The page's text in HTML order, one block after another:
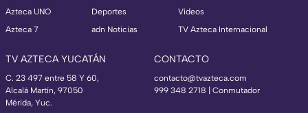
Azteca UNO
Azteca 7
Deportes
adn Noticias
Videos
TV Azteca Internacional
TV AZTECA YUCATÁN
C. 23 497 entre 58 Y 60,
Alcalá Martín, 97050
Mérida, Yuc.
CONTACTO
contacto@tvazteca.com
999 348 2718 | Conmutador